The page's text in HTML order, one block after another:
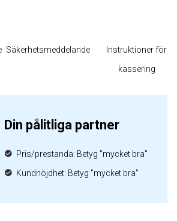
Säkerhetsmeddelande
Instruktioner för
kassering
Din pålitliga partner
Pris/prestanda: Betyg "mycket bra"
Kundnöjdhet: Betyg "mycket bra"